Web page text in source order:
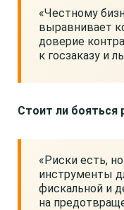
«Честному
выравнивает
доверие
к госзаказу и
Стоит ли бояться
«Риски есть,
инструменты
фискальной и
на